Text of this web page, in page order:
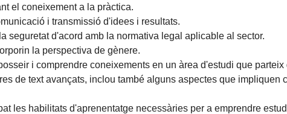
el coneixement a la pràctica.
i transmissió d'idees i resultats.
seguretat d'acord amb la normativa legal aplicable al sector.
la perspectiva de gènere.
i comprendre coneixements en un àrea d'estudi que
de text avançats, inclou també alguns aspectes que
les habilitats d'aprenentatge necessàries per a emprendre